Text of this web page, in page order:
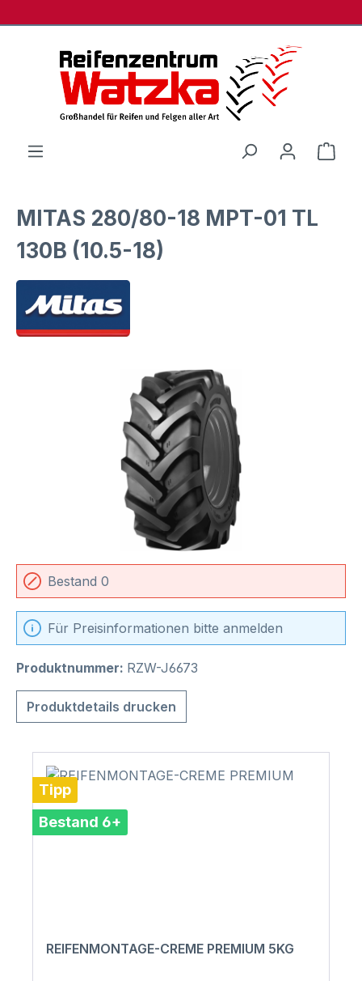
MITAS 280/80-18 MPT-01 TL
130B (10.5-18)
Bildergalerie überspringen
Bestand 0
Für Preisinformationen bitte anmelden
Produktnummer: RZW-J6673
Produktdetails drucken
Tipp
Bestand 6+
REIFENMONTAGE-CREME PREMIUM 5KG